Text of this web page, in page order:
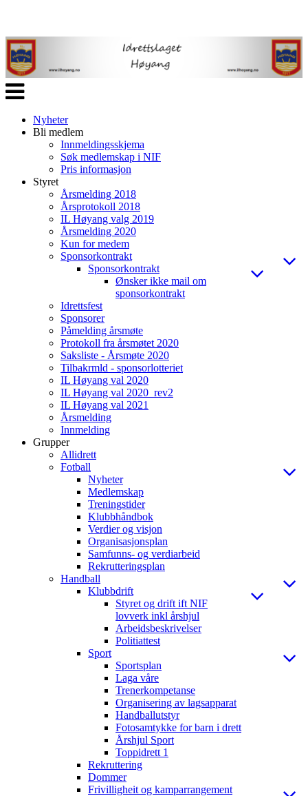
Veksle
navigasjon
Nyheter
Bli medlem
Innmeldingsskjema
Søk medlemskap i NIF
Pris informasjon
Styret
Årsmelding 2018
Årsprotokoll 2018
IL Høyang valg 2019
Årsmelding 2020
Kun for medem
Sponsorkontrakt
Sponsorkontrakt
Ønsker ikke mail om
sponsorkontrakt
Idrettsfest
Sponsorer
Påmelding årsmøte
Protokoll fra årsmøtet 2020
Saksliste - Årsmøte 2020
Tilbakrmld - sponsorlotteriet
IL Høyang val 2020
IL Høyang val 2020_rev2
IL Høyang val 2021
Årsmelding
Innmelding
Grupper
Allidrett
Fotball
Nyheter
Medlemskap
Treningstider
Klubbhåndbok
Verdier og visjon
Organisasjonsplan
Samfunns- og verdiarbeid
Rekrutteringsplan
Handball
Klubbdrift
Styret og drift ift NIF
lovverk inkl årshjul
Arbeidsbeskrivelser
Politiattest
Sport
Sportsplan
Laga våre
Trenerkompetanse
Organisering av lagsapparat
Handballutstyr
Fotosamtykke for barn i drett
Årshjul Sport
Toppidrett 1
Rekruttering
Dommer
Frivilligheit og kamparrangement